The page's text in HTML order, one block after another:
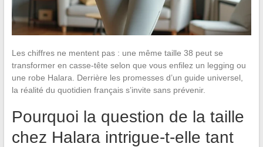
Les chiffres ne mentent pas : une même taille 38 peut se
transformer en casse-tête selon que vous enfilez un legging ou
une robe Halara. Derrière les promesses d’un guide universel,
la réalité du quotidien français s’invite sans prévenir.
Pourquoi la question de la taille
chez Halara intrigue-t-elle tant